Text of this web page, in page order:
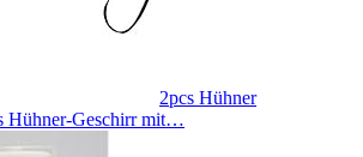
2pcs Hühner
Hühner-Geschirr mit…